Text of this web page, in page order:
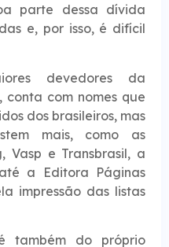
parte dessa dívida
e, por isso, é difícil
devedores da
conta com nomes que
dos brasileiros, mas
mais, como as
Vasp e Transbrasil, a
a Editora Páginas
impressão das listas
também do próprio